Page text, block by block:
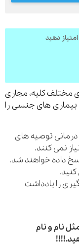
دهید
کلیه، مجاری
های جنسی را
توصیه های
کنند.
یادداشت
و نام
ارسال